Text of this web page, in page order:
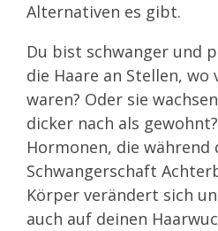
Alternativen es gibt.
Du bist schwanger und
die Haare an Stellen,
waren? Oder sie
dicker nach als
Hormonen, die während
Schwangerschaft
Körper verändert sich
auch auf deinen